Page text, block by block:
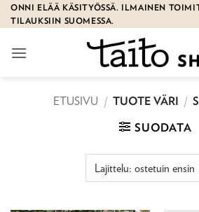
Skip
to
ONNI ELÄÄ KÄSITYÖSSÄ. ILMAINEN
TILAUKSIIN SUOMESSA.
ETUSIVU / TUOTE VÄRI /
SUODATA